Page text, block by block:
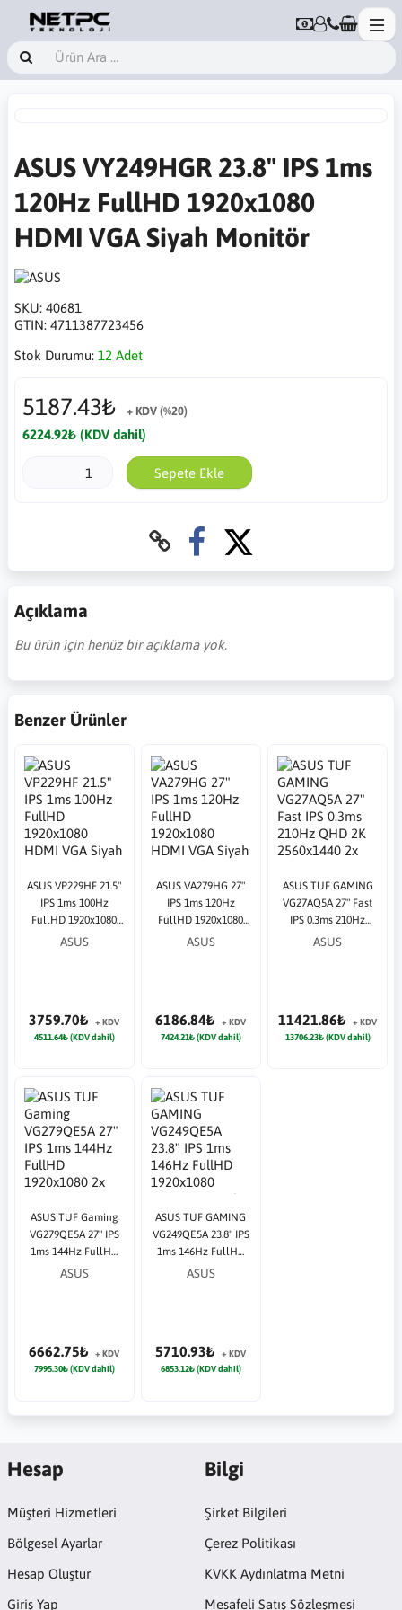
ASUS VY249HGR 23.8" IPS 1ms
120Hz FullHD 1920x1080
HDMI VGA Siyah Monitör
SKU: 40681
GTIN: 4711387723456
Stok Durumu: 12 Adet
5187.43₺ + KDV (%20)
6224.92₺ (KDV dahil)
Sepete Ekle
Açıklama
Bu ürün için henüz bir açıklama yok.
Benzer Ürünler
ASUS VP229HF 21.5"
IPS 1ms 100Hz
FullHD 1920x1080
HDMI VGA Siyah
ASUS
3759.70₺
+ KDV
4511.64₺ (KDV dahil)
ASUS VA279HG 27"
IPS 1ms 120Hz
FullHD 1920x1080
HDMI VGA Siyah
ASUS
6186.84₺
+ KDV
7424.21₺ (KDV dahil)
ASUS TUF GAMING
VG27AQ5A 27" Fast
IPS 0.3ms 210Hz
QHD 2K 2560x1440
ASUS
11421.86₺
+ KDV
13706.23₺ (KDV dahil)
ASUS TUF Gaming
VG279QE5A 27" IPS
1ms 144Hz FullHD
1920x1080 2x HDMI
ASUS
6662.75₺
+ KDV
7995.30₺ (KDV dahil)
ASUS TUF GAMING
VG249QE5A 23.8" IPS
1ms 146Hz FullHD
1920x1080 HDMI DP
ASUS
5710.93₺
+ KDV
6853.12₺ (KDV dahil)
Hesap
Müşteri Hizmetleri
Bölgesel Ayarlar
Hesap Oluştur
Giriş Yap
Bilgi
Şirket Bilgileri
Çerez Politikası
KVKK Aydınlatma Metni
Mesafeli Satış Sözleşmesi